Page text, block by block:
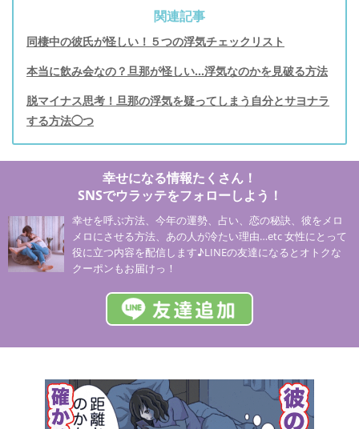
関連記事
同棲中の彼氏が怪しい！５つの浮気チェックリスト
本当に飲み会なの？旦那が怪しい...浮気なのかを見破る方法
脱マイナス思考！旦那の浮気を疑ってしまう自分とサヨナラ
する方法◯つ
幸せになる情報たくさん！
SNSでウラッテをフォローしよう！
幸せを呼ぶ方法、今年の運勢、占い、恋の秘訣、彼をメロ
メロにさせる方法、あの人が冷たい理由…etc 女性にとって
役に立つ内容を配信します♪LINEの友達になるとオトクな
クーポンもお届けっ！